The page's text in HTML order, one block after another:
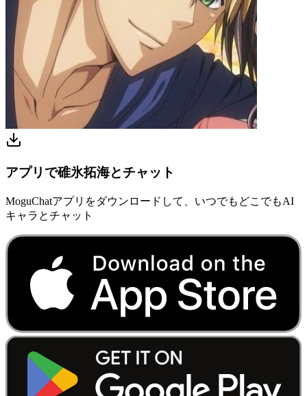
アプリで碓氷拓海とチャット
MoguChatアプリをダウンロードして、いつでもどこでもAI
キャラとチャット